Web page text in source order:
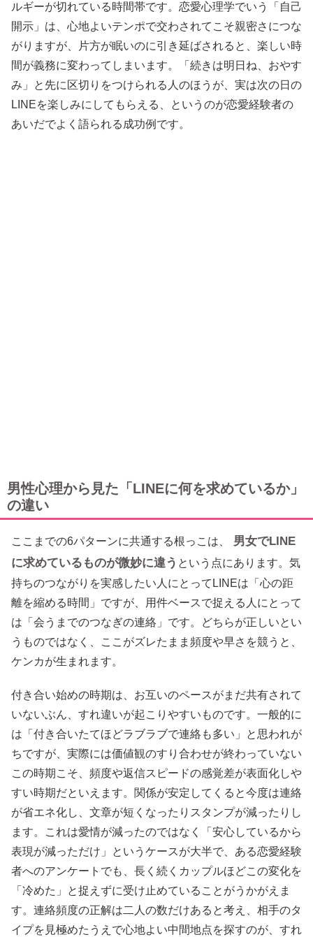
ルギーが切れている時間帯です。恋愛心理学でいう「自己
開示」は、心地よいテンポで交わされてこそ親密さにつな
がりますが、片方が眠いのに引き延ばされると、楽しい時
間が義務に変わってしまいます。「続きは明日ね、おやす
み」と先に区切りをつけられる人のほうが、実は次の日の
LINEを楽しみにしてもらえる、というのが恋愛経験者の
あいだでよく語られる成功例です。
男性心理から見た「LINEに何を求めているか」
の違い
ここまでの6パターンに共通する根っこは、
男女でLINE
に求めているものが微妙に違う という点にあります。気
持ちのつながりを実感したい人にとってLINEは「心の距
離を縮める時間」ですが、用件ベースで捉える人にとって
は「会うまでのつなぎの連絡」です。どちらが正しいとい
うものではなく、ここがズレたまま頻度や早さを競うと、
ケンカが生まれます。
付き合い始めの時期は、お互いのペースがまだ共有されて
いないぶん、すれ違いが起こりやすいものです。一般的に
は「付き合いたてほどラブラブで連絡も多い」と思われが
ちですが、実際には価値観のすり合わせが終わっていない
この時期こそ、頻度や返信スピードの感覚差が表面化しや
すい時期だといえます。関係が安定してくると今度は連絡
が省エネ化し、文章が短くなったりスタンプが減ったりし
ます。これは愛情が減ったのではなく「安心しているから
表現が減っただけ」というケースが大半で、ある恋愛経験
者へのアンケートでも、長く続くカップルほどこの変化を
「冷めた」と捉えずに受け止めていることがうかがえま
す。連絡頻度の正解は二人の数だけあると考え、相手のタ
イプを見極めたうえで心地よい中間地点を探すのが、すれ